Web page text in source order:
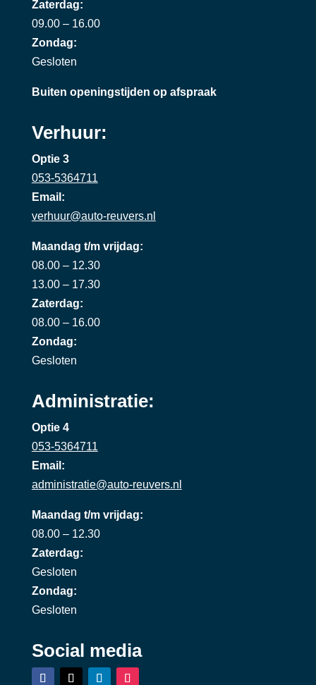
Zaterdag:
09.00 – 16.00
Zondag:
Gesloten
Buiten openingstijden op afspraak
Verhuur:
Optie 3
053-5364711
Email:
verhuur@auto-reuvers.nl
Maandag t/m vrijdag:
08.00 – 12.30
13.00 – 17.30
Zaterdag:
08.00 – 16.00
Zondag:
Gesloten
Administratie:
Optie 4
053-5364711
Email:
administratie@auto-reuvers.nl
Maandag t/m vrijdag:
08.00 – 12.30
Zaterdag:
Gesloten
Zondag:
Gesloten
Social media